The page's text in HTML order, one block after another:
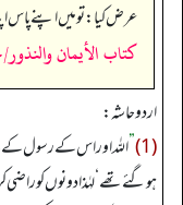
عرض کیا: تو میں اپنے پاس
كتاب الأيمان والنذور/
اردو حاشہ:
(1)
”اللہ اور اس کے رسول
ہوگئے تھے‘ لہٰذا دونوں کو راضی